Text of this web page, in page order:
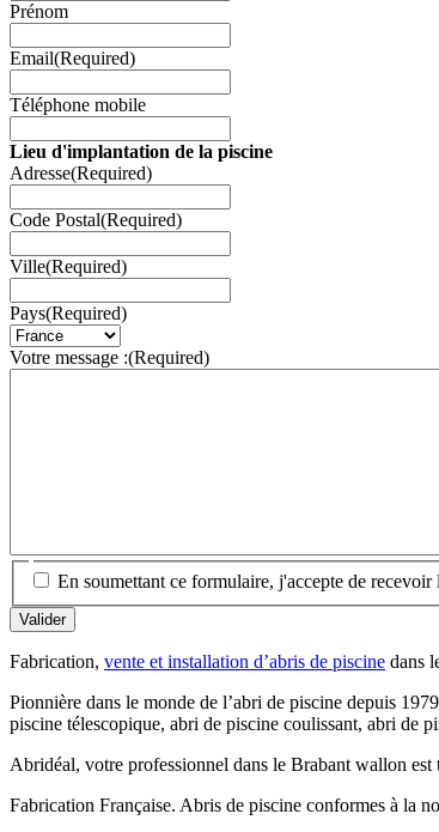
Prénom
Email(Required)
Téléphone mobile
Lieu d'implantation de la piscine
Adresse(Required)
Code Postal(Required)
Ville(Required)
Pays(Required)
Votre message :(Required)
En soumettant ce formulaire, j'accepte de
Fabrication, vente et installation d’abris de piscine dans
Pionnière dans le monde de l’abri de piscine depuis
piscine télescopique, abri de piscine coulissant, abri de
Abridéal, votre professionnel dans le Brabant wallon
Fabrication Française. Abris de piscine conformes à la